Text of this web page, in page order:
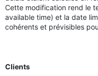
Cette modification rend le
available time) et la date
cohérents et prévisibles
Clients